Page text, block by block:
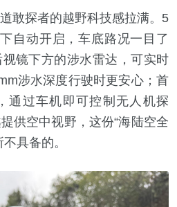
探者的越野科技感拉满。5
自动开启，车底路况一目了
镜下方的涉水雷达，可实时
涉水深度行驶时更安心；首
通过车机即可控制无人机探
供空中视野，这份“海陆空全
具备的。